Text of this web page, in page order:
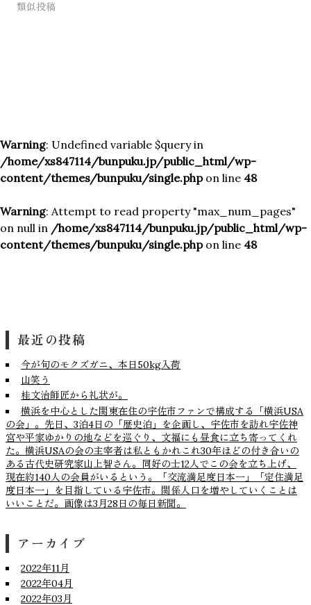
類似投稿
Warning: Undefined variable $query in
/home/xs847114/bunpuku.jp/public_html/wp-
content/themes/bunpuku/single.phpon line 48
Warning: Attempt to read property "max_num_pages"
on null in /home/xs847114/bunpuku.jp/public_html/wp-
content/themes/bunpuku/single.phpon line 48
最近の投稿
今が旬のモクズガニ、本日50kg入荷
山笑う
桂文治師匠から礼状が。
横浜を中心とした関東在住の宇佐市ファンで構成する「横浜USA
の会」。先日、3泊4日の「歴史泊」を企画し、宇佐市を訪れ宇佐神
宮や平家ゆかりの地などを巡ぐり、文福にも昼食に立ち寄ってくれ
た。横浜USAの会の主宰者は私ともかれこれ30年ほどの付き合いの
ある古代史研究家山上智さん。同好の士12人でこの会を立ち上げ、
現在約140人の会員がいるという。「交流満足度日本一」「定住満足
度日本一」を目指している宇佐市。関係人口を増やしていくことは
いいことだ。画像は3月28日の毎日新聞。
アーカイブ
2022年11月
2022年04月
2022年03月